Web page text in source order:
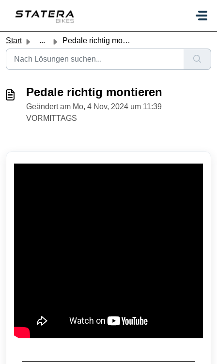
Start ... Pedale richtig montieren
Pedale richtig montieren
Geändert am Mo, 4 Nov, 2024 um 11:39
VORMITTAGS